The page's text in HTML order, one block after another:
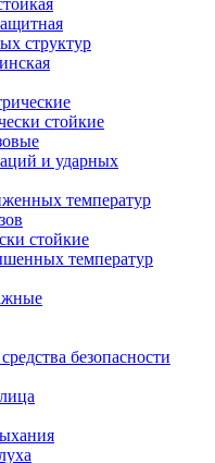
структур
стойкие
и ударных
температур
стойкие
температур
безопасности